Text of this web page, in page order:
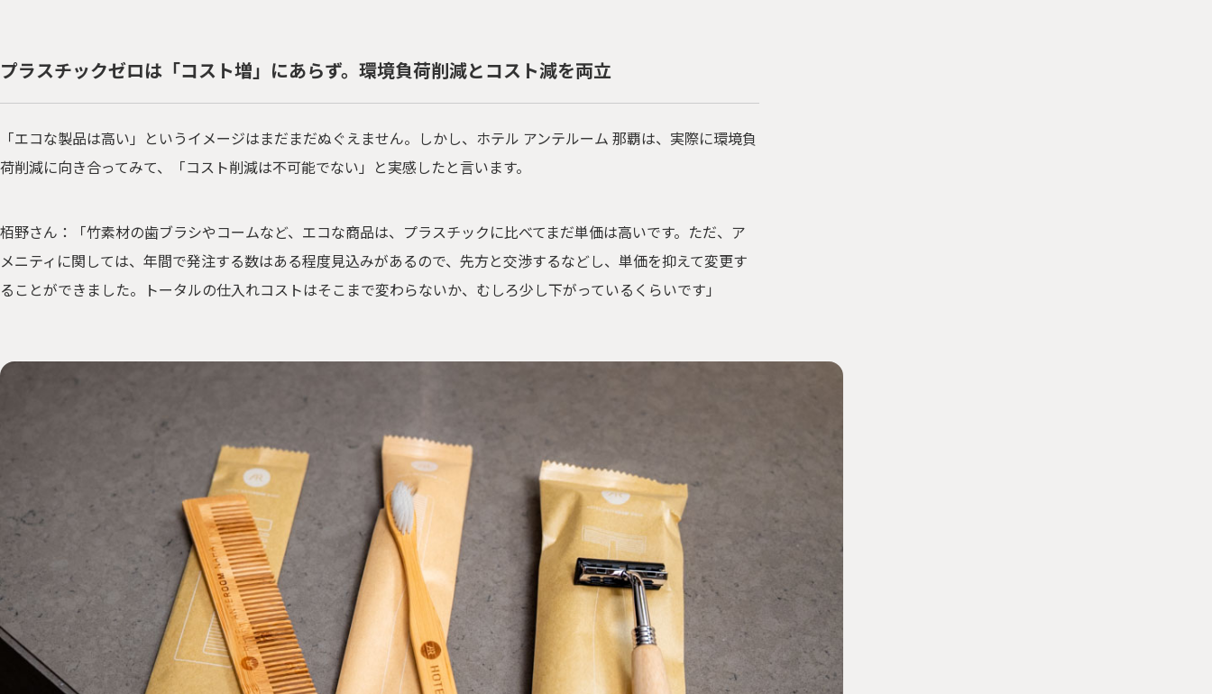
プラスチックゼロは「コスト増」にあらず。環境負荷削減とコスト減を両立
「エコな製品は高い」というイメージはまだまだぬぐえません。しかし、ホテル アンテルーム 那覇は、実際に環境負
荷削減に向き合ってみて、「コスト削減は不可能でない」と実感したと言います。
栢野さん：「竹素材の歯ブラシやコームなど、エコな商品は、プラスチックに比べてまだ単価は高いです。ただ、ア
メニティに関しては、年間で発注する数はある程度見込みがあるので、先方と交渉するなどし、単価を抑えて変更す
ることができました。トータルの仕入れコストはそこまで変わらないか、むしろ少し下がっているくらいです」